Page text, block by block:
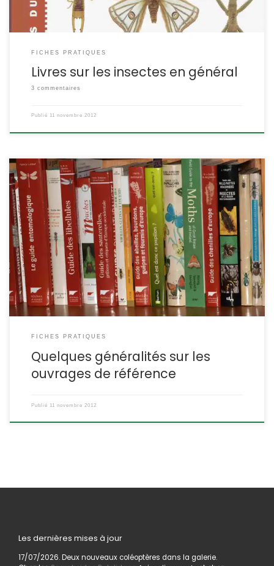
FICHES PRATIQUES
Livres sur les insectes en général
3 commentaires
Publié 11 novembre 2012
GÉNÉRALITÉS SUR LA DOCUMENTATION CONCERNANT LA FAUNE Il
existe de nombreux guides d’aide à la détermination et il est
souvent difficile d’opter pour l’un ou pour l’autre. Plusieurs critères
les distinguent : ils sont plus ou moins complets, illustrés de
photos ou de dessins, basés sur des clefs dichotomiques, sur
des critères systématiques, […]
FICHES PRATIQUES
Quelques généralités sur les
ouvrages de référence
Publié 11 novembre 2012
Les dernières mises à jour
17/07/2026. Deux nouveaux coléoptères dans la galerie.